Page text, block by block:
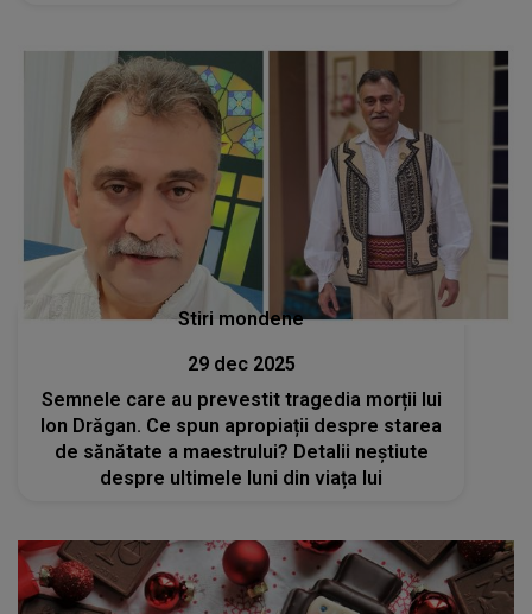
Stiri mondene
29 dec 2025
Semnele care au prevestit tragedia morții lui
Ion Drăgan. Ce spun apropiații despre starea
de sănătate a maestrului? Detalii neștiute
despre ultimele luni din viața lui